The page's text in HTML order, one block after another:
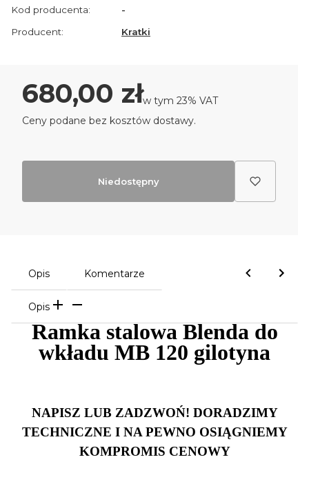
Kod producenta:
-
Producent:
Kratki
Cena
680,00 złw tym 23% VAT
w tym 23% VAT
Ceny podane bez kosztów dostawy.
Niedostępny
Opis Komentarze
Opis
Ramka stalowa Blenda do
wkładu MB 120 gilotyna
NAPISZ LUB ZADZWOŃ! DORADZIMY
TECHNICZNE I NA PEWNO OSIĄGNIEMY
KOMPROMIS CENOWY